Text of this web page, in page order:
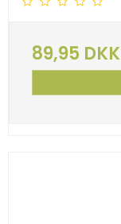
89,95 DKK